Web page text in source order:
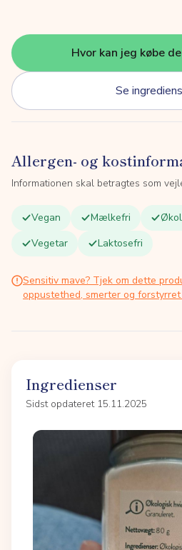
Hvor kan jeg købe
Se
Allergen- og
Informationen skal betragtes som
Vegan Mælkefri
Vegetar
Laktosefri
Sensitiv mave? Tjek om dette
oppustethed, smerter og
Ingredienser
Sidst opdateret 15.11.2025